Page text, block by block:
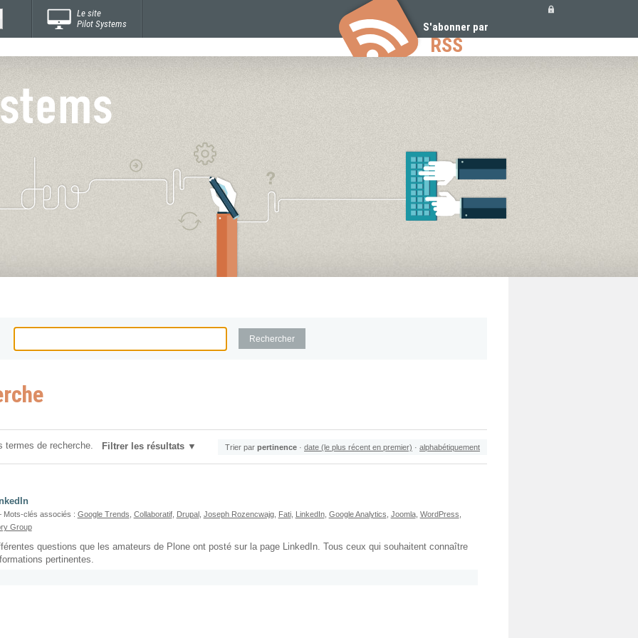
Le site
Pilot Systems
S'abonner par
RSS
termes de recherche. Filtrer les résultats Trier par pertinence · date (le plus récent en premier) · alphabétiquement
clés associés : Google Trends Collaboratif, Drupal, Joseph Rozencwajg, Fati, LinkedIn, Google Analytics Joomla, WordPress
Group
questions que les amateurs de Plone ont posté sur la page LinkedIn. Tous ceux qui souhaitent connaître
pertinentes.